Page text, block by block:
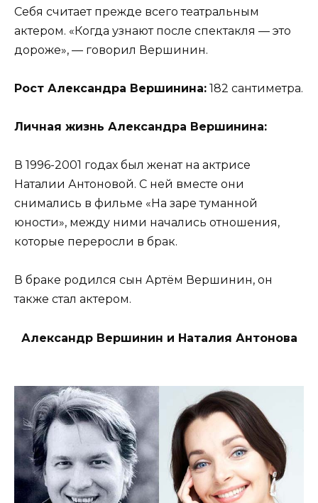
Себя считает прежде всего театральным
актером. «Когда узнают после спектакля — это
дороже», — говорил Вершинин.
Рост Александра Вершинина: 182 сантиметра.
Личная жизнь Александра Вершинина:
В 1996-2001 годах был женат на актрисе
Наталии Антоновой. С ней вместе они
снимались в фильме «На заре туманной
юности», между ними начались отношения,
которые переросли в брак.
В браке родился сын Артём Вершинин, он
также стал актером.
Александр Вершинин и Наталия Антонова